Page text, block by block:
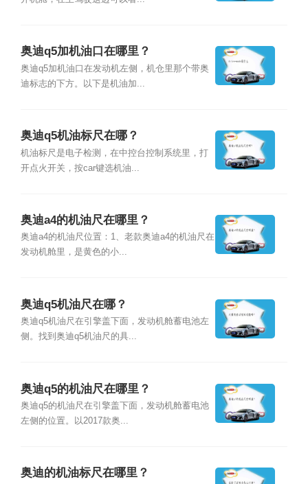
奥迪q5加机油口在哪里？
奥迪q5加机油口在发动机左侧，机仓里那个带奥
迪标志的下方。以下是机油加...
奥迪q5机油标尺在哪？
机油标尺是电子检测，在中控台控制系统里，打
开点火开关，按car键选机油...
奥迪a4的机油尺在哪里？
奥迪a4的机油尺位置：1、老款奥迪a4的机油尺在
发动机舱里，是黄色的小...
奥迪q5机油尺在哪？
奥迪q5机油尺在引擎盖下面，发动机舱蓄电池左
侧。找到奥迪q5机油尺的具...
奥迪q5的机油尺在哪里？
奥迪q5的机油尺在引擎盖下面，发动机舱蓄电池
左侧的位置。以2017款奥...
奥迪的机油标尺在哪里？